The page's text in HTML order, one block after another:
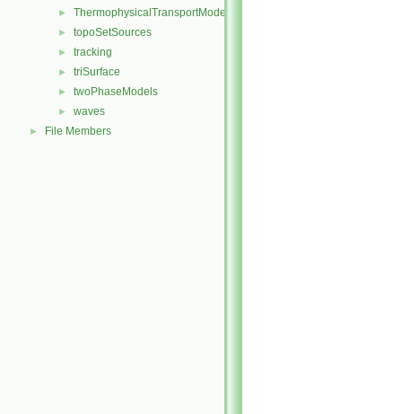
► ThermophysicalTransportModels
► topoSetSources
► tracking
► triSurface
► twoPhaseModels
► waves
► File Members